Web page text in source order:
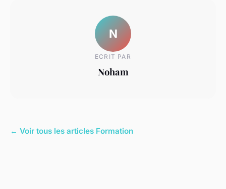
N
ECRIT PAR
Noham
← Voir tous les articles Formation